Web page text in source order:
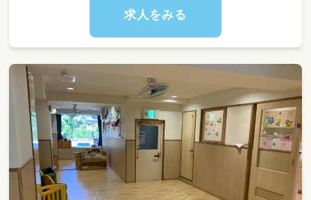
求人をみる